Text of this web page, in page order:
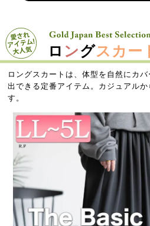
ロ ングスカー
ロングスカートは、体型を自然にカ
出できる定番アイテム。カジュアル
す。